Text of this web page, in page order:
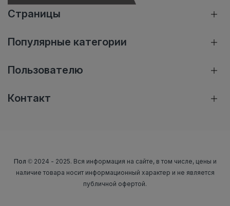
Страницы
Популярные категории
Пользователю
Контакт
Пол © 2024 - 2025. Вся информация на сайте, в том числе, цены и
наличие товара носит информационный характер и не является
публичной офертой.